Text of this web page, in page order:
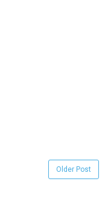
Older Post